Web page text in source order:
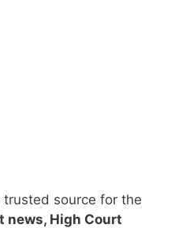
trusted source for the
news, High Court